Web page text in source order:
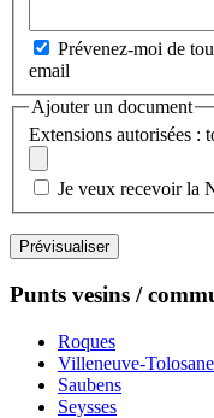
Prévenez-moi de
email
Ajouter un document
Extensions autorisées :
Je veux recevoir la
Punts vesins /
Roques
Villeneuve-Tolosane
Saubens
Seysses